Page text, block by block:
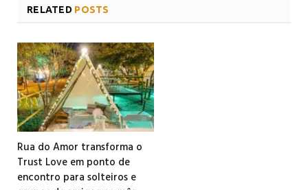
RELATED POSTS
Rua do Amor transforma o
Trust Love em ponto de
encontro para solteiros e